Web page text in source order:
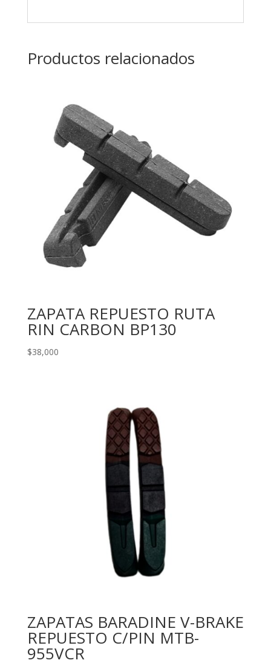
Productos relacionados
ZAPATA REPUESTO RUTA
RIN CARBON BP130
$38,000
ZAPATAS BARADINE V-BRAKE
REPUESTO C/PIN MTB-
955VCR